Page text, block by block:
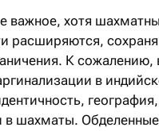
важное, хотя
расширяются,
К сожалению,
в
в шахматы.